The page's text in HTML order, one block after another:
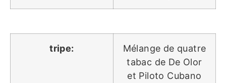
tripe:
Mélange de quatre
tabac de De Olor
et Piloto Cubano